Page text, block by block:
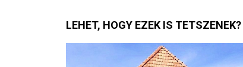
LEHET, HOGY EZEK IS TETSZENEK?